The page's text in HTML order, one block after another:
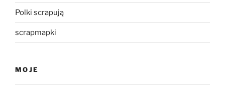
Polki scrapują
scrapmapki
MOJE